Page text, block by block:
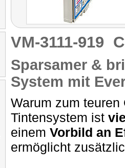
VM-3111-919
Sparsamer &
System mit
Warum zum
Tintensystem ist
einem Vorbild an
ermöglicht